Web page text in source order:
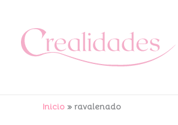
contenido
Inicio ravalenado